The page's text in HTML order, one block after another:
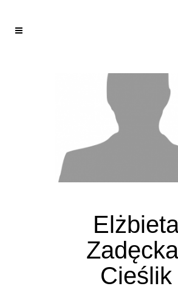
Cieślik